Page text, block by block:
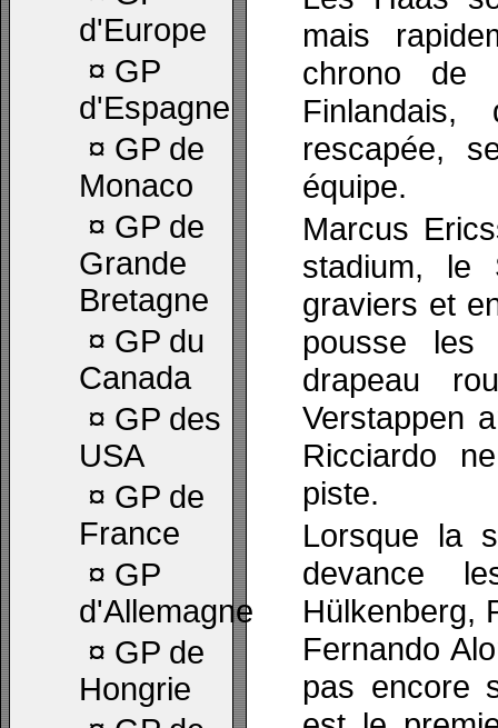
d'Europe
¤ GP
d'Espagne
¤ GP de
Monaco
¤ GP de
Grande
Bretagne
¤ GP du
Canada
¤ GP des
USA
¤ GP de
France
¤ GP
d'Allemagne
¤ GP de
Hongrie
mais
chrono de
rescapée,
équipe.
Marcus
stadium, le
graviers et
pousse les
drapeau
Verstappen
Ricciardo
piste.
Lorsque la
devance
Hülkenberg,
Fernando
pas encore